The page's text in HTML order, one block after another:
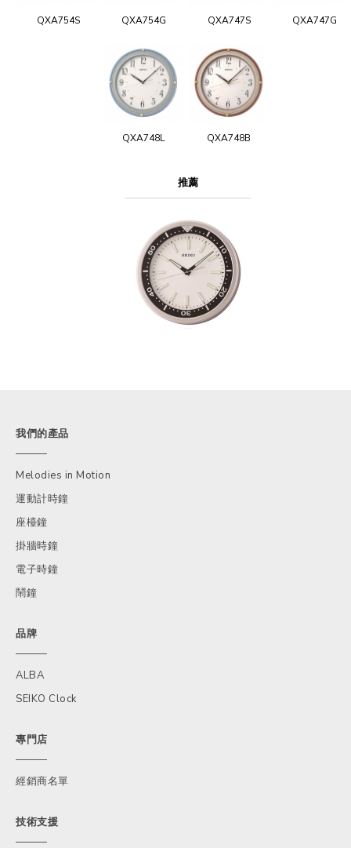
QXA754S QXA754G QXA747S QXA747G
QXA748L QXA748B
推薦
我們的產品
Melodies in Motion
運動計時鐘
座檯鐘
掛牆時鐘
電子時鐘
鬧鐘
品牌
ALBA
SEIKO Clock
專門店
經銷商名單
技術支援